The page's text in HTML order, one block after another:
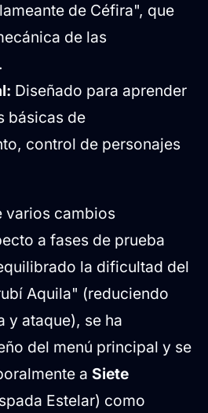
de Céfira", que
de las
Diseñado para aprender
básicas de
control de personajes
varios cambios
a fases de prueba
la dificultad del
Aquila" (reduciendo
y ataque), se ha
del menú principal y se
a Siete
Estelar) como